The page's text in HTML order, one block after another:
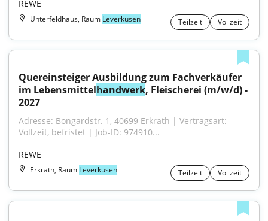
REWE
Unterfeldhaus, Raum Leverkusen Teilzeit Vollzeit
Quereinsteiger Ausbildung zum Fachverkäufer
im Lebensmittelhandwerk, Fleischerei (m/w/d) -
2027
Adresse: Bongardstr. 1, 40699 Erkrath | Vertragsart:
Vollzeit, befristet | Job-ID: 974910...
REWE
Erkrath, Raum Leverkusen Teilzeit Vollzeit